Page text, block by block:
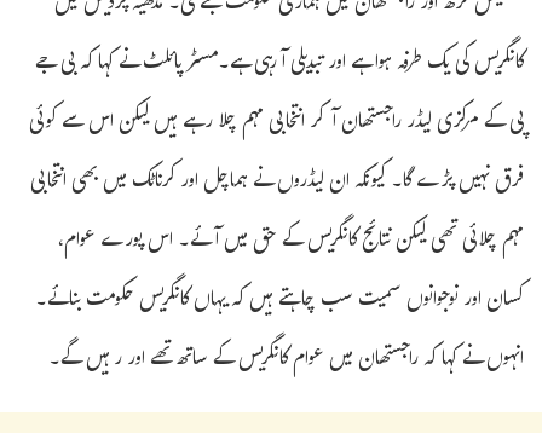
کانگریس کی یک طرفہ ہوا ہے اور تبدیلی آ رہی ہے۔مسٹر پائلٹ نے کہا کہ بی جے
پی کے مرکزی لیڈر راجستھان آکر انتخابی مہم چلا رہے ہیں لیکن اس سے کوئی
فرق نہیں پڑے گا۔ کیونکہ ان لیڈروں نے ہماچل اور کرناٹک میں بھی انتخابی
مہم چلائی تھی لیکن نتائج کانگریس کے حق میں آئے۔ اس پورے عوام،
کسان اور نوجوانوں سمیت سب چاہتے ہیں کہ یہاں کانگریس حکومت بنائے۔
انہوں نے کہا کہ راجستھان میں عوام کانگریس کے ساتھ تھے اور رہیں گے۔